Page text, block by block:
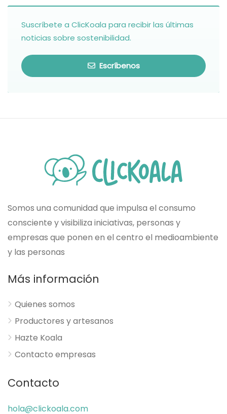
Suscríbete a ClicKoala para recibir las últimas
noticias sobre sostenibilidad.
Escríbenos
Somos una comunidad que impulsa el consumo
consciente y visibiliza iniciativas, personas y
empresas que ponen en el centro el medioambiente
y las personas
Más información
Quienes somos
Productores y artesanos
Hazte Koala
Contacto empresas
Contacto
hola@clickoala.com